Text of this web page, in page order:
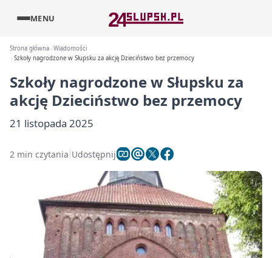
MENU
Strona główna Wiadomości
Szkoły nagrodzone w Słupsku za akcję Dzieciństwo bez przemocy
Szkoły nagrodzone w Słupsku za
akcję Dzieciństwo bez przemocy
21 listopada 2025
2 min czytania Udostępnij